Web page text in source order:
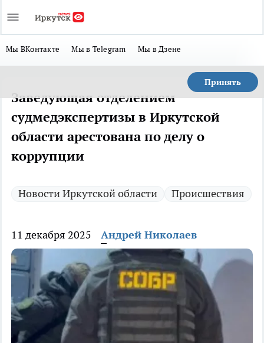
Мы ВКонтакте Мы в Telegram Мы в Дзене
Принять
Заведующая отделением
судмедэкспертизы в Иркутской
области арестована по делу о
коррупции
Новости Иркутской области Происшествия
11 декабря 2025 Андрей Николаев